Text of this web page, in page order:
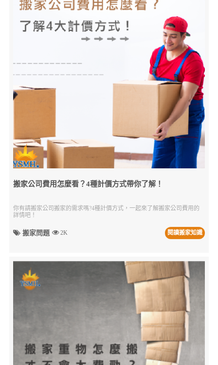
搬家公司費用怎麼看？4種計價方式帶你了解！
你有請搬家公司搬家的需求嗎?4種計價方式，一起來了解搬家公司費用的
詳情吧！
搬家問題 2K 閱讀搬家知識